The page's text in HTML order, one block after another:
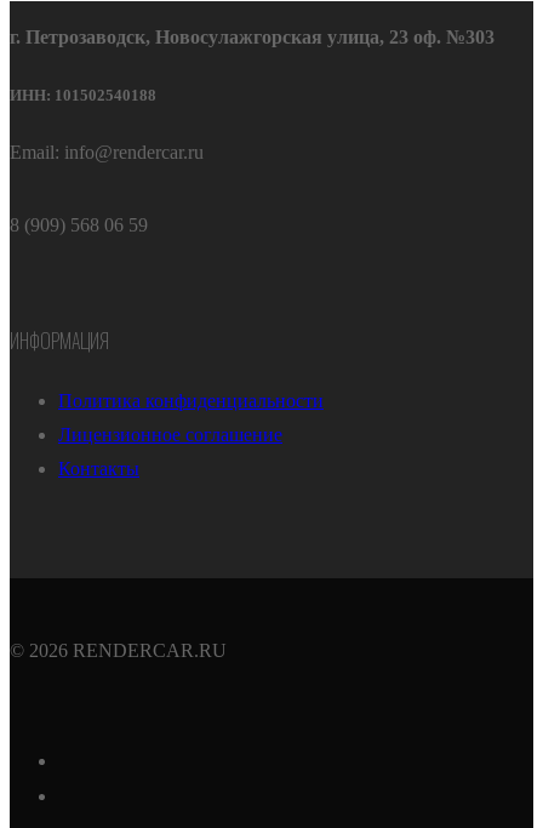
г. Петрозаводск, Новосулажгорская улица, 23 оф. №303
ИНН: 101502540188
Email: info@rendercar.ru
8 (909) 568 06 59
ИНФОРМАЦИЯ
Политика конфиденциальности
Лицензионное соглашение
Контакты
© 2026 RENDERCAR.RU